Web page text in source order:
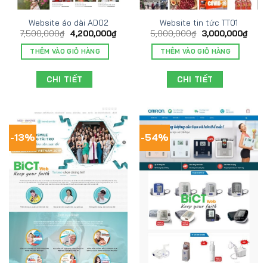
Website áo dài AD02
7,500,000₫ 4,200,000₫
THÊM VÀO GIỎ HÀNG
CHI TIẾT
Website tin tức TT01
5,000,000₫ 3,000,000₫
THÊM VÀO GIỎ HÀNG
CHI TIẾT
-13% -54%